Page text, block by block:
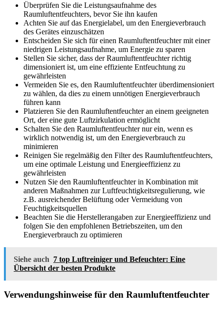
Überprüfen Sie die Leistungsaufnahme des
Raumluftentfeuchters, bevor Sie ihn kaufen
Achten Sie auf das Energielabel, um den Energieverbrauch
des Gerätes einzuschätzen
Entscheiden Sie sich für einen Raumluftentfeuchter mit einer
niedrigen Leistungsaufnahme, um Energie zu sparen
Stellen Sie sicher, dass der Raumluftentfeuchter richtig
dimensioniert ist, um eine effiziente Entfeuchtung zu
gewährleisten
Vermeiden Sie es, den Raumluftentfeuchter überdimensioniert
zu wählen, da dies zu einem unnötigen Energieverbrauch
führen kann
Platzieren Sie den Raumluftentfeuchter an einem geeigneten
Ort, der eine gute Luftzirkulation ermöglicht
Schalten Sie den Raumluftentfeuchter nur ein, wenn es
wirklich notwendig ist, um den Energieverbrauch zu
minimieren
Reinigen Sie regelmäßig den Filter des Raumluftentfeuchters,
um eine optimale Leistung und Energieeffizienz zu
gewährleisten
Nutzen Sie den Raumluftentfeuchter in Kombination mit
anderen Maßnahmen zur Luftfeuchtigkeitsregulierung, wie
z.B. ausreichender Belüftung oder Vermeidung von
Feuchtigkeitsquellen
Beachten Sie die Herstellerangaben zur Energieeffizienz und
folgen Sie den empfohlenen Betriebszeiten, um den
Energieverbrauch zu optimieren
Siehe auch 7 top Luftreiniger und Befeuchter: Eine
Übersicht der besten Produkte
Verwendungshinweise für den Raumluftentfeuchter